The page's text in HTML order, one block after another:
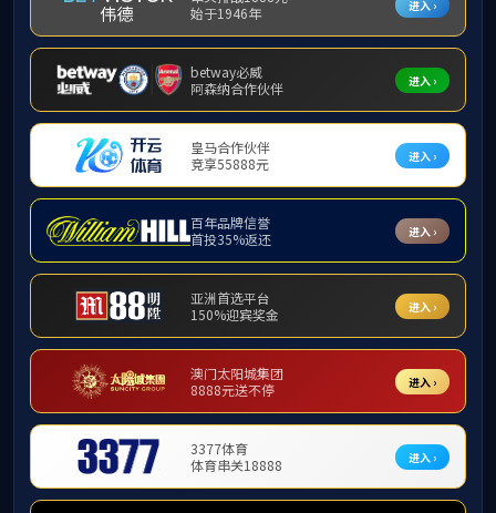
团队队伍
校内教师
外聘教师 >
工程硕士指导教师
本科生指导教师
外聘教师